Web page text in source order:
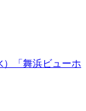
「舞浜ビューホ